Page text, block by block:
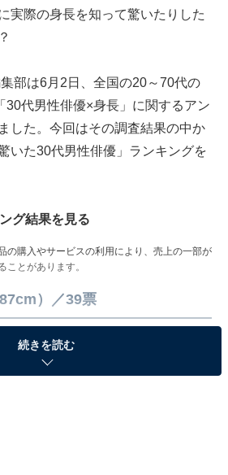
実際の身長を知って驚いたりした
部は6月2日、全国の20～70代の
30代男性俳優×身長」に関するアン
した。今回はその調査結果の中か
いた30代男性俳優」ランキングを
グ結果を見る
の購入やサービスの利用により、売上の一部が
ことがあります。
）／39票
続きを読む